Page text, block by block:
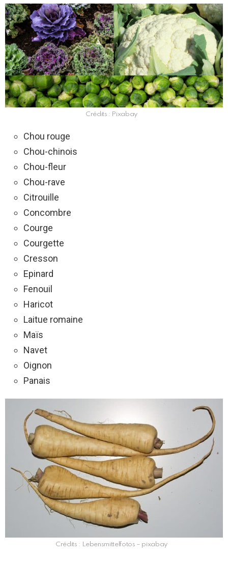
Crédits : Pixabay
Chou rouge
Chou-chinois
Chou-fleur
Chou-rave
Citrouille
Concombre
Courge
Courgette
Cresson
Epinard
Fenouil
Haricot
Laitue romaine
Maïs
Navet
Oignon
Panais
Crédits : Lebensmittelfotos – pixabay